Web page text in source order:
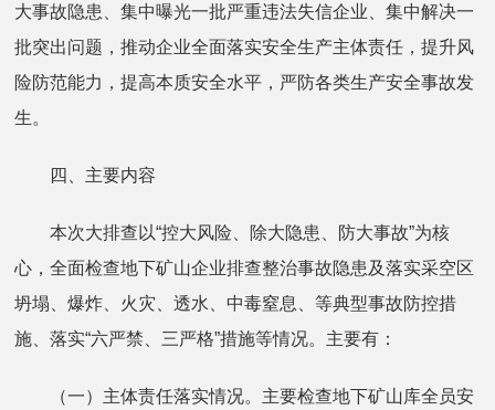
大事故隐患、集中曝光一批严重违法失信企业、集中解决一
批突出问题，推动企业全面落实安全生产主体责任，提升风
险防范能力，提高本质安全水平，严防各类生产安全事故发
生。
四、主要内容
本次大排查以“控大风险、除大隐患、防大事故”为核
心，全面检查地下矿山企业排查整治事故隐患及落实采空区
坍塌、爆炸、火灾、透水、中毒窒息、等典型事故防控措
施、落实“六严禁、三严格”措施等情况。主要有：
（一）主体责任落实情况。主要检查地下矿山库全员安